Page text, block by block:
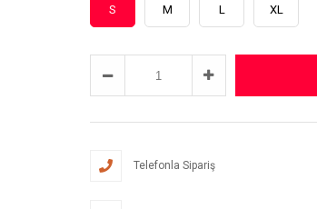
S M L XL
Telefonla Sipariş